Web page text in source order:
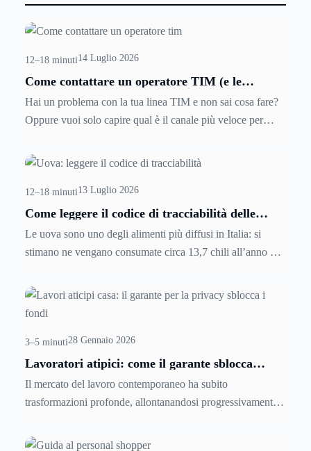
12–18 minuti14 Luglio 2026
Come contattare un operatore TIM (e le
velocemente)
Hai un problema con la tua linea TIM e non sai cosa fare?
Oppure vuoi solo capire qual è il canale più veloce per
ascoltare voci automatiche? Questa guida è esattamente
risolvere la situazione prima possibile.
12–18 minuti13 Luglio 2026
Come leggere il codice di tracciabilità delle
uova: tutto quello che c’è scritto sul guscio
Le uova sono uno degli alimenti più diffusi in Italia: si
stimano ne vengano consumate circa 13,7 chili all’anno per
in altre preparazioni come torte e altre ricette. Scopriamo
3–5 minuti28 Gennaio 2026
Lavoratori atipici: come il garante sblocca
Il mercato del lavoro contemporaneo ha subito
trasformazioni profonde, allontanandosi progressivamente
abbracciare forme contrattuali più flessibili, dinamiche e